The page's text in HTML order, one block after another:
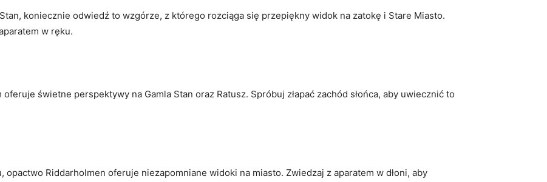
koniecznie odwiedź to wzgórze, z ‌którego rozciąga się przepiękny ⁤widok ⁤na zatokę i‌ Stare Miasto.
w ręku.
świetne perspektywy na Gamla ​Stan ‌oraz Ratusz. ‌Spróbuj złapać zachód słońca, aby uwiecznić to
Riddarholmen⁣ oferuje ⁢niezapomniane‌ widoki⁣ na miasto. Zwiedzaj z aparatem w dłoni, ⁤aby